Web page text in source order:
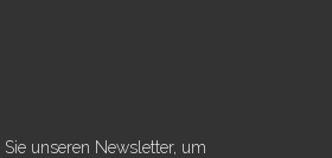
Sie unseren Newsletter, um